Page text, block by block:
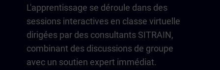
L'apprentissage se déroule dans des
sessions interactives en classe virtuelle
dirigées par des consultants SITRAIN,
combinant des discussions de groupe
avec un soutien expert immédiat.